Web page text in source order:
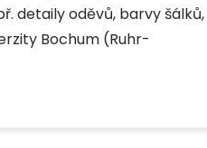
detaily oděvů, barvy šálků,
Bochum (Ruhr-